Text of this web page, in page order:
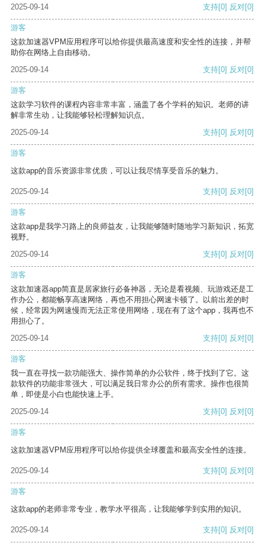
2025-09-14 支持[0] 反对[0]
游客
这款加速器VPM应用程序可以给你提供最高速度和安全性的连接，并帮
助你在网络上自由移动。
2025-09-14
支持[0] 反对[0]
游客
这款学习软件的课程内容非常丰富，涵盖了各个学科的知识。老师的讲
解非常生动，让我能够轻松理解知识点。
2025-09-14
支持[0] 反对[0]
游客
这款app的音乐资源非常优质，可以让我尽情享受音乐的魅力。
2025-09-14 支持[0] 反对[0]
游客
这款app是我学习路上的良师益友，让我能够随时随地学习新知识，拓宽
视野。
2025-09-14
支持[0] 反对[0]
游客
这款加速器app简直是居家旅行必备神器，无论是看视频、玩游戏还是工
作办公，都能畅享高速网络，再也不用担心网速卡顿了。以前出差的时
候，经常因为网速慢而无法正常使用网络，现在有了这个app，我再也不
用担心了。
2025-09-14
支持[0] 反对[0]
游客
我一直在寻找一款功能强大、操作简单的办公软件，终于找到了它。这
款软件的功能非常强大，可以满足我日常办公的所有需求。操作也很简
单，即使是小白也能快速上手。
2025-09-14
支持[0] 反对[0]
游客
这款加速器VPM应用程序可以给你提供全球覆盖和最高安全性的连接。
2025-09-14 支持[0] 反对[0]
游客
这款app的老师非常专业，教学水平很高，让我能够学到实用的知识。
2025-09-14 支持[0] 反对[0]